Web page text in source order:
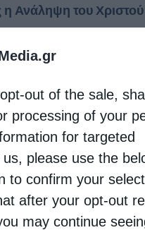
out of the sale,
processing of your
for targeted
please use the
to confirm your
after your opt-out
may continue
Ανάληψη του
2017
στα ιερά
σε γυμνούς ή
λοφίσκους, άλλα μέσα
των Πιερίων,
…